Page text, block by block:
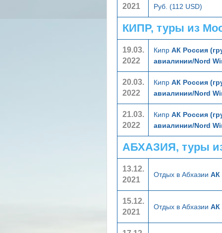
2021
Руб. (112 USD)
КИПР, туры из
19.03.
2022
Кипр АК Россия
авиалинии/Nord
20.03.
2022
Кипр АК Россия
авиалинии/Nord
21.03.
2022
Кипр АК Россия
авиалинии/Nord
АБХАЗИЯ, туры
13.12.
2021
Отдых в Абхазии АК
15.12.
2021
Отдых в Абхазии АК